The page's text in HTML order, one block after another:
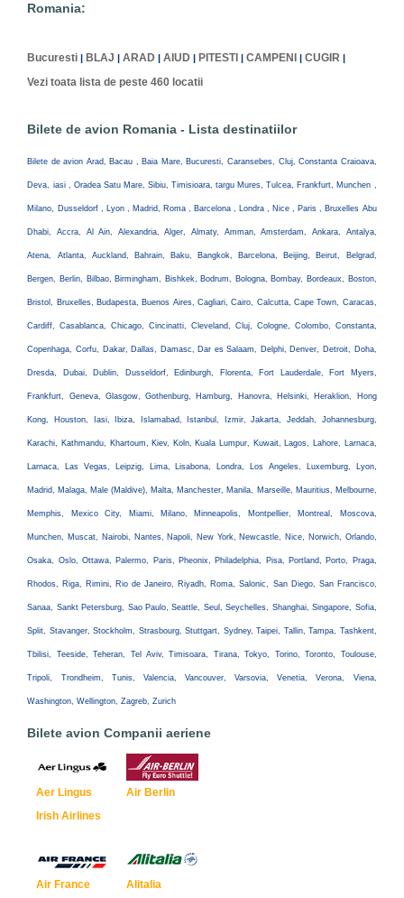
Romania:
Bucuresti BLAJ |ARAD |AIUD PITESTI |CAMPENI |CUGIR
Vezi toata lista de peste 460 locatii
Bilete de avion Romania - Lista destinatiilor
Bilete de avion Arad, Bacau , Baia Mare, Bucuresti, Caransebes, Cluj, Constanta Craioava,
Deva, iasi , Oradea Satu Mare, Sibiu, Timisioara, targu Mures, Tulcea, Frankfurt, Munchen ,
Milano, Dusseldorf , Lyon , Madrid, Roma , Barcelona , Londra , Nice , Paris , Bruxelles Abu
Dhabi, Accra, Al Ain, Alexandria, Alger, Almaty, Amman, Amsterdam, Ankara, Antalya,
Atena, Atlanta, Auckland, Bahrain, Baku, Bangkok, Barcelona, Beijing, Beirut, Belgrad,
Bergen, Berlin, Bilbao, Birmingham, Bishkek, Bodrum, Bologna, Bombay, Bordeaux, Boston,
Bristol, Bruxelles, Budapesta, Buenos Aires, Cagliari, Cairo, Calcutta, Cape Town, Caracas,
Cardiff, Casablanca, Chicago, Cincinatti, Cleveland, Cluj, Cologne, Colombo, Constanta,
Copenhaga, Corfu, Dakar, Dallas, Damasc, Dar es Salaam, Delphi, Denver, Detroit, Doha,
Dresda, Dubai, Dublin, Dusseldorf, Edinburgh, Florenta, Fort Lauderdale, Fort Myers,
Frankfurt, Geneva, Glasgow, Gothenburg, Hamburg, Hanovra, Helsinki, Heraklion, Hong
Kong, Houston, Iasi, Ibiza, Islamabad, Istanbul, Izmir, Jakarta, Jeddah, Johannesburg,
Karachi, Kathmandu, Khartoum, Kiev, Koln, Kuala Lumpur, Kuwait, Lagos, Lahore, Larnaca,
Larnaca, Las Vegas, Leipzig, Lima, Lisabona, Londra, Los Angeles, Luxemburg, Lyon,
Madrid, Malaga, Male (Maldive), Malta, Manchester, Manila, Marseille, Mauritius, Melbourne,
Memphis, Mexico City, Miami, Milano, Minneapolis, Montpellier, Montreal, Moscova,
Munchen, Muscat, Nairobi, Nantes, Napoli, New York, Newcastle, Nice, Norwich, Orlando,
Osaka, Oslo, Ottawa, Palermo, Paris, Pheonix, Philadelphia, Pisa, Portland, Porto, Praga,
Rhodos, Riga, Rimini, Rio de Janeiro, Riyadh, Roma, Salonic, San Diego, San Francisco,
Sanaa, Sankt Petersburg, Sao Paulo, Seattle, Seul, Seychelles, Shanghai, Singapore, Sofia,
Split, Stavanger, Stockholm, Strasbourg, Stuttgart, Sydney, Taipei, Tallin, Tampa, Tashkent,
Tbilisi, Teeside, Teheran, Tel Aviv, Timisoara, Tirana, Tokyo, Torino, Toronto, Toulouse,
Tripoli, Trondheim, Tunis, Valencia, Vancouver, Varsovia, Venetia, Verona, Viena,
Washington, Wellington, Zagreb, Zurich
Bilete avion Companii aeriene
Aer Lingus
Irish Airlines
Air Berlin
Air France Alitalia